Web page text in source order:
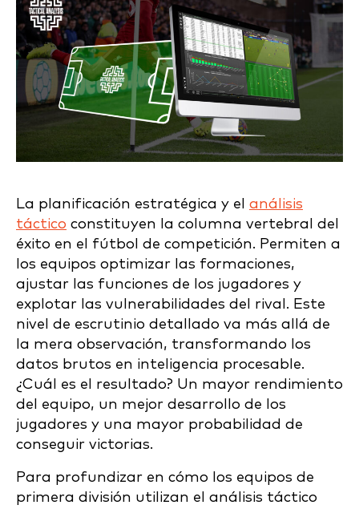
La planificación estratégica y el análisis
táctico constituyen la columna vertebral del
éxito en el fútbol de competición. Permiten a
los equipos optimizar las formaciones,
ajustar las funciones de los jugadores y
explotar las vulnerabilidades del rival. Este
nivel de escrutinio detallado va más allá de
la mera observación, transformando los
datos brutos en inteligencia procesable.
¿Cuál es el resultado? Un mayor rendimiento
del equipo, un mejor desarrollo de los
jugadores y una mayor probabilidad de
conseguir victorias.
Para profundizar en cómo los equipos de
primera división utilizan el análisis táctico